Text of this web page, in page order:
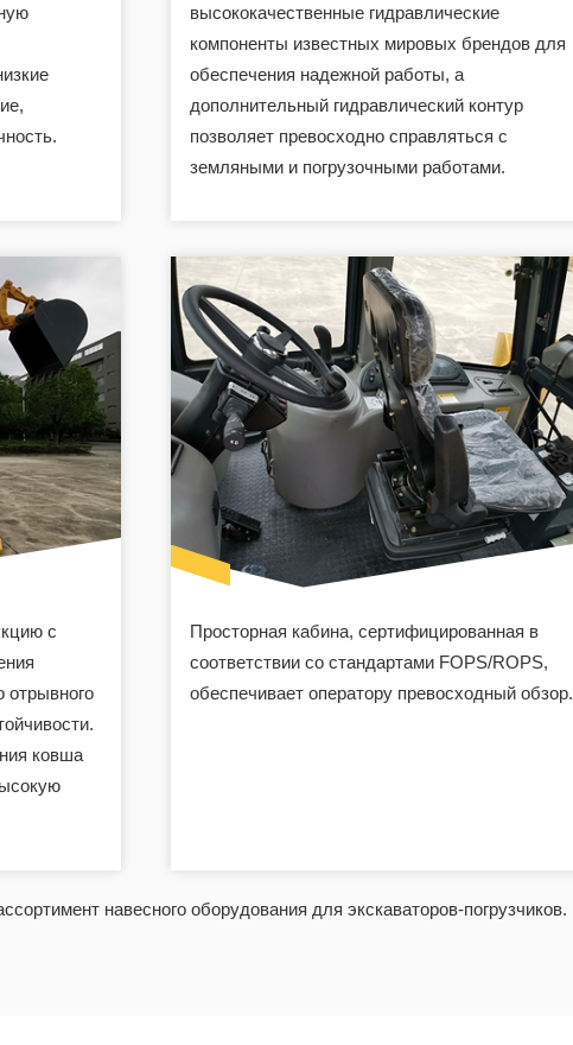
высококачественные гидравлические
компоненты известных мировых брендов для
обеспечения надежной работы, а
дополнительный гидравлический контур
позволяет превосходно справляться с
земляными и погрузочными работами.
с
отрывного
ковша
Просторная кабина, сертифицированная в
соответствии со стандартами FOPS/ROPS,
обеспечивает оператору превосходный обзор.
навесного оборудования для экскаваторов-погрузчиков.